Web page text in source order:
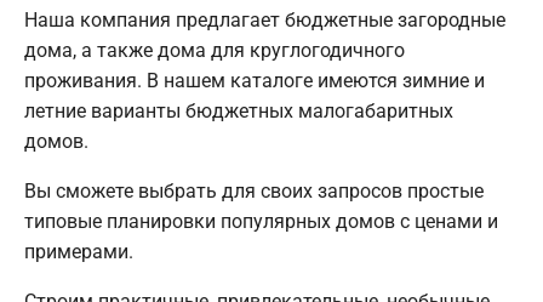
Наша компания предлагает бюджетные загородные
дома, а также дома для круглогодичного
проживания. В нашем каталоге имеются зимние и
летние варианты бюджетных малогабаритных
домов.
Вы сможете выбрать для своих запросов простые
типовые планировки популярных домов с ценами и
примерами.